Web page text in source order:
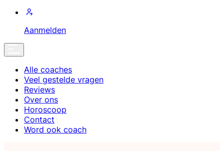
Aanmelden
Alle coaches
Veel gestelde vragen
Reviews
Over ons
Horoscoop
Contact
Word ook coach